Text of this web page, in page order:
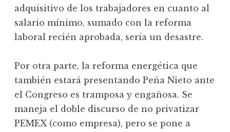
adquisitivo de los trabajadores en cuanto al
salario mínimo, sumado con la reforma
laboral recién aprobada, sería un desastre.
Por otra parte, la reforma energética que
también estará presentando Peña Nieto ante
el Congreso es tramposa y engañosa. Se
maneja el doble discurso de no privatizar
PEMEX (como empresa), pero se pone a